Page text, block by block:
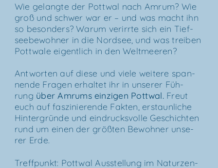
Wie gelang­te der Pott­wal nach Amrum? Wie
groß und schwer war er – und was macht ihn
so beson­ders? War­um ver­irr­te sich ein Tief­
see­be­woh­ner in die Nord­see, und was trei­ben
Pott­wa­le eigent­lich in den Weltmeeren?
Ant­wor­ten auf die­se und vie­le wei­te­re span­
nen­de Fra­gen erhal­tet ihr in unse­rer Füh­
rung über Amrums ein­zi­gen Pott­wal.Freut
euch auf fas­zi­nie­ren­de Fak­ten, erstaun­li­che
Hin­ter­grün­de und ein­drucks­vol­le Geschich­ten
rund um einen der größ­ten Bewoh­ner unse­
rer Erde.
Treff­punkt: Pott­wal Aus­stel­lung im Natur­zen­